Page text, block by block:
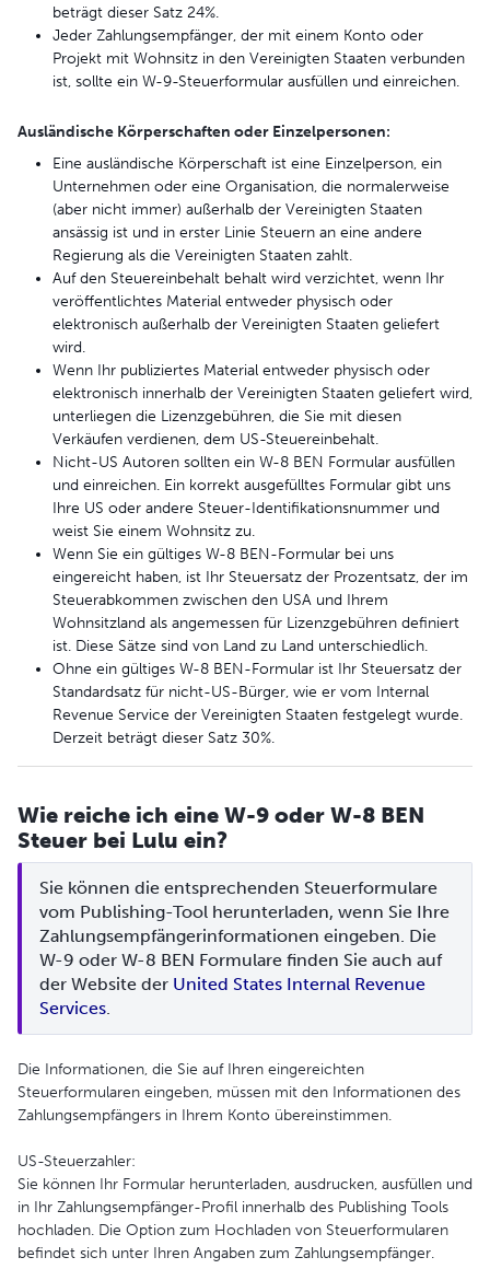
beträgt dieser Satz 24%.
Jeder Zahlungsempfänger, der mit einem Konto oder
Projekt mit Wohnsitz in den Vereinigten Staaten verbunden
ist, sollte ein W-9-Steuerformular ausfüllen und einreichen.
Ausländische Körperschaften oder Einzelpersonen:
Eine ausländische Körperschaft ist eine Einzelperson, ein
Unternehmen oder eine Organisation, die normalerweise
(aber nicht immer) außerhalb der Vereinigten Staaten
ansässig ist und in erster Linie Steuern an eine andere
Regierung als die Vereinigten Staaten zahlt.
Auf den Steuereinbehalt behalt wird verzichtet, wenn Ihr
veröffentlichtes Material entweder physisch oder
elektronisch außerhalb der Vereinigten Staaten geliefert
wird.
Wenn Ihr publiziertes Material entweder physisch oder
elektronisch innerhalb der Vereinigten Staaten geliefert wird,
unterliegen die Lizenzgebühren, die Sie mit diesen
Verkäufen verdienen, dem US-Steuereinbehalt.
Nicht-US Autoren sollten ein W-8 BEN Formular ausfüllen
und einreichen. Ein korrekt ausgefülltes Formular gibt uns
Ihre US oder andere Steuer-Identifikationsnummer und
weist Sie einem Wohnsitz zu.
Wenn Sie ein gültiges W-8 BEN-Formular bei uns
eingereicht haben, ist Ihr Steuersatz der Prozentsatz, der im
Steuerabkommen zwischen den USA und Ihrem
Wohnsitzland als angemessen für Lizenzgebühren definiert
ist. Diese Sätze sind von Land zu Land unterschiedlich.
Ohne ein gültiges W-8 BEN-Formular ist Ihr Steuersatz der
Standardsatz für nicht-US-Bürger, wie er vom Internal
Revenue Service der Vereinigten Staaten festgelegt wurde.
Derzeit beträgt dieser Satz 30%.
Wie reiche ich eine W-9 oder W-8 BEN
Steuer bei Lulu ein?
Sie können die entsprechenden Steuerformulare
vom Publishing-Tool herunterladen, wenn Sie Ihre
Zahlungsempfängerinformationen eingeben. Die
W-9 oder W-8 BEN Formulare finden Sie auch auf
der Website der United States Internal Revenue
Services
Die Informationen, die Sie auf Ihren eingereichten
Steuerformularen eingeben, müssen mit den Informationen des
Zahlungsempfängers in Ihrem Konto übereinstimmen.
US-Steuerzahler:
Sie können Ihr Formular herunterladen, ausdrucken, ausfüllen und
in Ihr Zahlungsempfänger-Profil innerhalb des Publishing Tools
hochladen. Die Option zum Hochladen von Steuerformularen
befindet sich unter Ihren Angaben zum Zahlungsempfänger.